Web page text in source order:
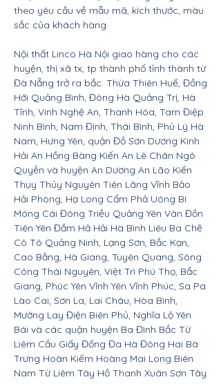
theo yêu cầu về mẫu mã, kích thước, màu
sắc của khách hàng
Nội thất Linco Hà Nội giao hàng cho các
huyện, thị xã tx, tp thành phố tỉnh thành từ
Đà Nẵng trở ra bắc: Thừa Thiên Huế, Đồng
Hới Quảng Bình, Đông Hà Quảng Trị, Hà
Tĩnh, Vinh Nghệ An, Thanh Hóa, Tam Điệp
Ninh Bình, Nam Định, Thái Bình, Phủ Lý Hà
Nam, Hưng Yên, quận Đồ Sơn Dương Kinh
Hải An Hồng Bàng Kiến An Lê Chân Ngô
Quyền và huyện An Dương An Lão Kiến
Thụy Thủy Nguyên Tiên Lãng Vĩnh Bảo
Hải Phòng, Hạ Long Cẩm Phả Uông Bí
Móng Cái Đông Triều Quảng Yên Vân Đồn
Tiên Yên Đầm Hả Hải Hà Bình Liêu Ba Chẽ
Cô Tô Quảng Ninh, Lạng Sơn, Bắc Kạn,
Cao Bằng, Hà Giang, Tuyên Quang, Sông
Công Thái Nguyên, Việt Trì Phú Thọ, Bắc
Giang, Phúc Yên Vĩnh Yên Vĩnh Phúc, Sa Pa
Lào Cai, Sơn La, Lai Châu, Hòa Bình,
Mường Lay Điện Biên Phủ, Nghĩa Lộ Yên
Bái và các quận huyện Ba Đình Bắc Từ
Liêm Cầu Giấy Đống Đa Hà Đông Hai Bà
Trưng Hoàn Kiếm Hoàng Mai Long Biên
Nam Từ Liêm Tây Hồ Thanh Xuân Sơn Tây